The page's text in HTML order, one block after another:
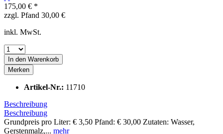
175,00 € *
zzgl. Pfand 30,00 €
inkl. MwSt.
In den Warenkorb
Merken
Artikel-Nr.: 11710
Beschreibung
Beschreibung
Grundpreis pro Liter: € 3,50 Pfand: € 30,00 Zutaten: Wasser,
Gerstenmalz,... mehr